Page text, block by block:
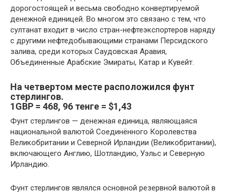
дорогостоящей и весьма свободно конвертируемой
денежной единицей. Во многом это связано с тем, что
султанат входит в число стран-нефтеэкспортеров наряду
с другими нефтедобывающими странами Персидского
залива, среди которых Саудовская Аравия,
Объединенные Арабские Эмираты, Катар и Кувейт.
На четвертом месте расположился фунт
стерлингов.
1GBP = 468, 96 тенге = $1,43
Фунт стерлингов — денежная единица, являющаяся
национальной валютой Соединённого Королевства
Великобритании и Северной Ирландии (Великобритании),
включающего Англию, Шотландию, Уэльс и Северную
Ирландию.
Фунт стерлингов являлся основной резервной валютой в